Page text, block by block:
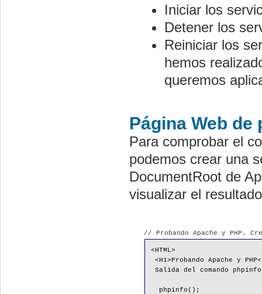
Iniciar los
Detener los
Reiniciar los
hemos
queremos
Página Web de
Para comprobar el
podemos crear una
DocumentRoot de
visualizar el
// Probando Apache y PHP.
<HTML>
<H1>Probando Apache y
Salida del comando
phpinfo();